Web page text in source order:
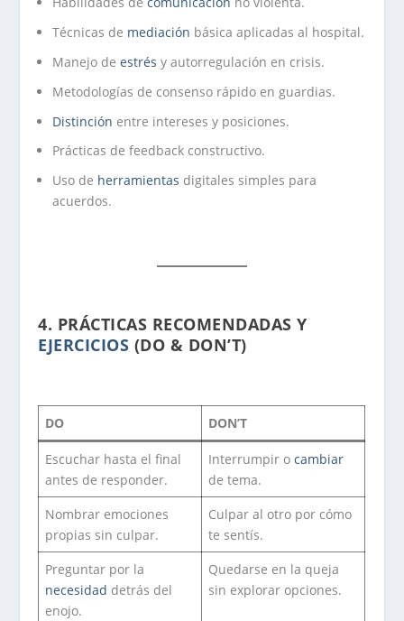
Técnicas de mediación básica aplicadas al hospital.
Manejo deestrés y autorregulación en crisis.
Metodologías de consenso rápido en guardias.
Distinción entre intereses y posiciones.
Prácticas de feedback constructivo.
Uso de herramientas digitales simples para
acuerdos.
4. PRÁCTICAS RECOMENDADAS Y
EJERCICIOS (DO & DON’T)
DO DON’T
Escuchar hasta el final
antes de responder.
Interrumpir ocambiar
de tema.
Nombrar emociones
propias sin culpar.
Culpar al otro por cómo
te sentís.
Preguntar por la
necesidad detrás del
enojo.
Quedarse en la queja
sin explorar opciones.